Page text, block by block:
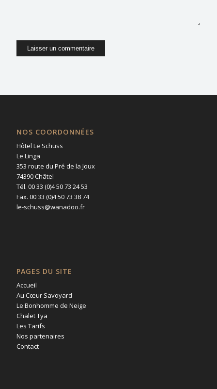
NOS COORDONNÉES
Hôtel Le Schuss
Le Linga
353 route du Pré de la Joux
74390 Châtel
Tél. 00 33 (0)4 50 73 24 53
Fax. 00 33 (0)4 50 73 38 74
le-schuss@wanadoo.fr
PAGES DU SITE
Accueil
Au Cœur Savoyard
Le Bonhomme de Neige
Chalet Tya
Les Tarifs
Nos partenaires
Contact